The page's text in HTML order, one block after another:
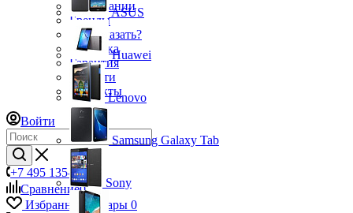
О компании
Бренды
Как заказать?
Доставка
Гарантия
Новости
Контакты
Войти
+7 495 135-39-43
Сравнение0
Избранные товары 0
ASUS
Huawei
Lenovo
Samsung Galaxy Tab
Sony